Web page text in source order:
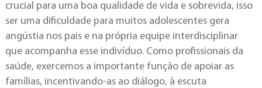
crucial para uma boa qualidade de vida e sobrevida, isso
ser uma dificuldade para muitos adolescentes gera
angústia nos pais e na própria equipe interdisciplinar
que acompanha esse indivíduo. Como profissionais da
saúde, exercemos a importante função de apoiar as
famílias, incentivando-as ao diálogo, à escuta